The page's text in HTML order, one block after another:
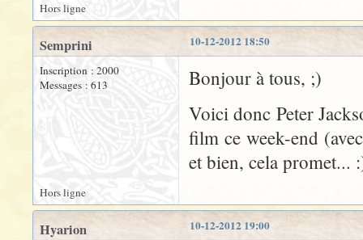
Hors ligne
10-12-2012 18:50
Semprini
Inscription : 2000
Messages : 613
Bonjour à tous, ;)
Voici donc Peter
film ce week-end
et bien, cela promet...
Hors ligne
10-12-2012 19:00
Hyarion